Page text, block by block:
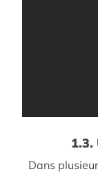
1.3.
Dans